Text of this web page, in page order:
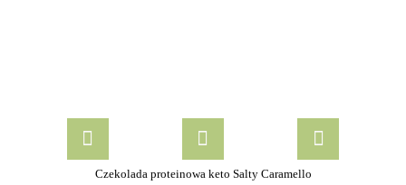
Czekolada proteinowa keto Salty Caramello